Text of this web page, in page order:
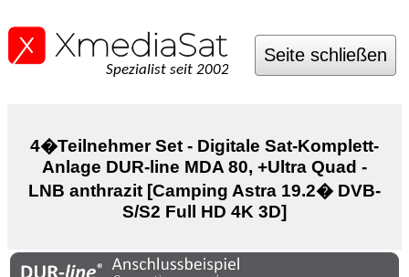
Spezialist seit 2002
Seite schließen
4�Teilnehmer Set - Digitale Sat-Komplett-
Anlage DUR-line MDA 80, +Ultra Quad -
LNB anthrazit [Camping Astra 19.2� DVB-
S/S2 Full HD 4K 3D]